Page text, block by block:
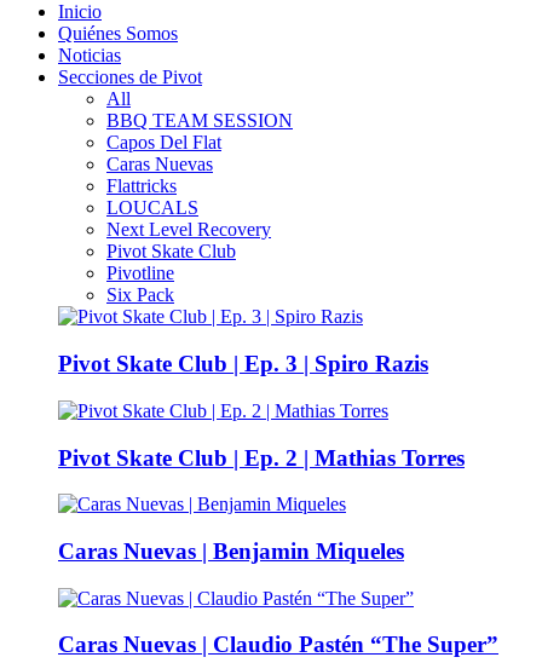
Inicio
Quiénes Somos
Noticias
Secciones de Pivot
All
BBQ TEAM SESSION
Capos Del Flat
Caras Nuevas
Flattricks
LOUCALS
Next Level Recovery
Pivot Skate Club
Pivotline
Six Pack
Pivot Skate Club | Ep. 3 | Spiro Razis
Pivot Skate Club | Ep. 2 | Mathias Torres
Caras Nuevas | Benjamin Miqueles
Caras Nuevas | Claudio Pastén “The Super”